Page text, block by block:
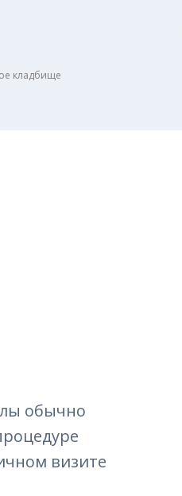
кладбище
обычно
визите